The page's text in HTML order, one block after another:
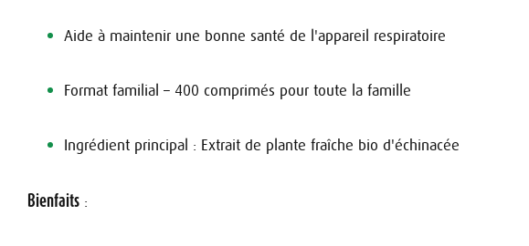
Aide à maintenir une bonne santé de l'appareil respiratoire
Format familial – 400 comprimés pour toute la famille
Ingrédient principal : Extrait de plante fraîche bio d'échinacée
Bienfaits :